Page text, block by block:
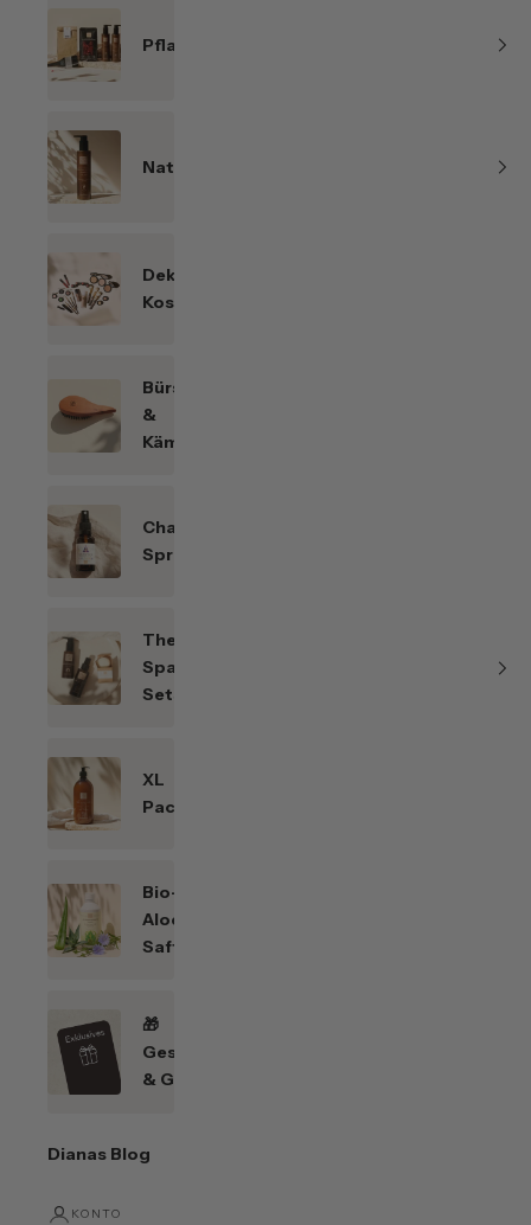
Pflanzenhaarfarben
Naturkosmetik
Dekorative
Kosmetik
Bürsten
&
Kämme
Chakren-
Sprays
Themen-
Spar-
Sets
XL
Packungen
Bio-
Aloe
Saft
🎁
Geschenkefinder
& Gutscheine
Dianas Blog
KONTO